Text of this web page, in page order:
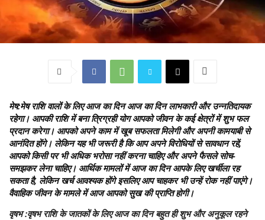
मेष:मेष राशि वालों के लिए आज का दिन आज का दिन लाभकारी और उन्नतिदायक
रहेगा। आपकी राशि में बना त्रिग्रही योग आपको जीवन के कई क्षेत्रों में शुभ फल
प्रदान करेगा। आपको अपने काम में खूब सफलता मिलेगी और अपनी कामयाबी से
आनंदित होंगे। लेकिन यह भी जरूरी है कि आप अपने विरोधियों से सावधान रहें,
आपको किसी पर भी अधिक भरोसा नहीं करना चाहिए और अपने फैसले सोच-
समझकर लेना चाहिए। आर्थिक मामलों में आज का दिन आपके लिए खर्चीला रह
सकता है, लेकिन खर्च आवश्यक होंगे इसलिए आप चाहकर भी उन्हें रोक नहीं पाएंगे।
वैवाहिक जीवन के मामले में आज आपको सुख की प्राप्ति होगी।
वृषभ:वृषभ राशि के जातकों के लिए आज का दिन बहुत ही शुभ और अनुकूल रहने